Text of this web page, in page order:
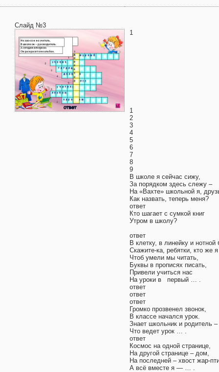
Слайд №3
1
1
2
3
4
5
6
7
8
9
В школе я сейчас сижу,
За порядком здесь слежу –
На «Вахте» школьной я,
Как назвать, теперь меня?
ответ
Кто шагает с сумкой книг
Утром в школу?
ответ
В клетку, в линейку и
Скажите-ка, ребятки, кто же я
Чтоб умели мы читать,
Буквы в прописях писать,
Привели учиться нас
На уроки в первый … .
ответ
ответ
ответ
Громко прозвенел звонок,
В классе начался урок.
Знает школьник и родитель –
Что ведет урок … .
ответ
Космос на одной странице,
На другой странице – дом,
На последней – хвост жар-
А всё вместе я — … .